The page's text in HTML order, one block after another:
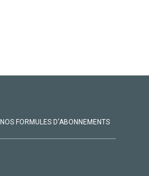
NOS FORMULES D'ABONNEMENTS